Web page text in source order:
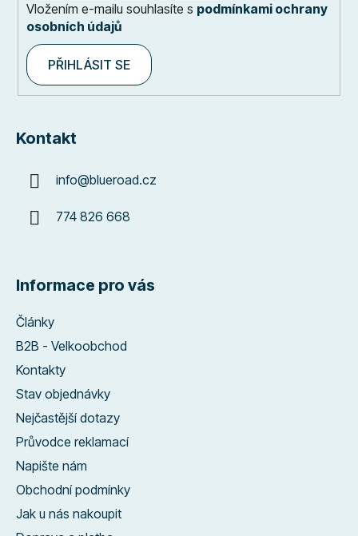
Vložením e-mailu souhlasíte s podmínkami ochrany
osobních údajů
PŘIHLÁSIT SE
Kontakt
info@blueroad.cz
774 826 668
Informace pro vás
Články
B2B - Velkoobchod
Kontakty
Stav objednávky
Nejčastější dotazy
Průvodce reklamací
Napište nám
Obchodní podmínky
Jak u nás nakoupit